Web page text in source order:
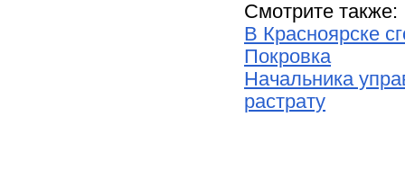
Смотрите также:
В Красноярске
Покровка
Начальника
растрату